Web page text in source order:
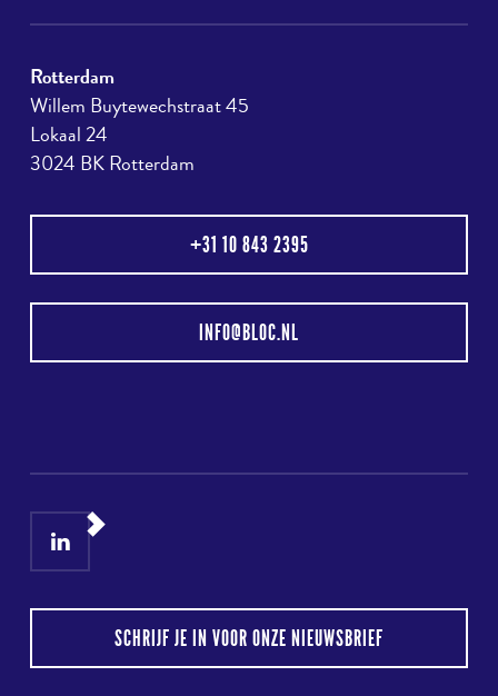
Rotterdam
Willem Buytewechstraat 45
Lokaal 24
3024 BK Rotterdam
+31 10 843 2395
INFO@BLOC.NL
SCHRIJF JE IN VOOR ONZE NIEUWSBRIEF